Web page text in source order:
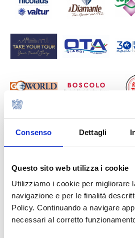
Consenso Dettagli
Questo sito web utilizza i cookie
Utilizziamo i cookie per migliorare
navigazione e per le finalità
Policy. Continuando a navigare
necessari al corretto